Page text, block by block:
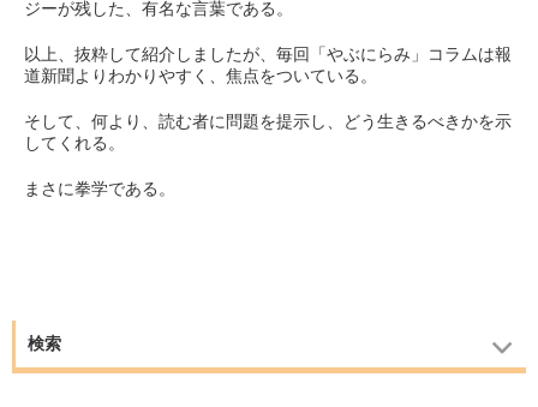
ジーが残した、有名な言葉である。
以上、抜粋して紹介しましたが、毎回「やぶにらみ」コラムは報
道新聞よりわかりやすく、焦点をついている。
そして、何より、読む者に問題を提示し、どう生きるべきかを示
してくれる。
まさに拳学である。
検索